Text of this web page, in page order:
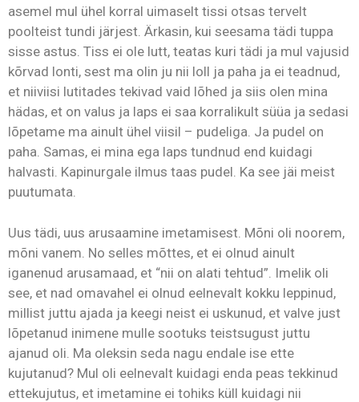
asemel mul ühel korral uimaselt tissi otsas tervelt
poolteist tundi järjest. Ärkasin, kui seesama tädi tuppa
sisse astus. Tiss ei ole lutt, teatas kuri tädi ja mul vajusid
kõrvad lonti, sest ma olin ju nii loll ja paha ja ei teadnud,
et niiviisi lutitades tekivad vaid lõhed ja siis olen mina
hädas, et on valus ja laps ei saa korralikult süüa ja sedasi
lõpetame ma ainult ühel viisil – pudeliga. Ja pudel on
paha. Samas, ei mina ega laps tundnud end kuidagi
halvasti. Kapinurgale ilmus taas pudel. Ka see jäi meist
puutumata.
Uus tädi, uus arusaamine imetamisest. Mõni oli noorem,
mõni vanem. No selles mõttes, et ei olnud ainult
iganenud arusamaad, et “nii on alati tehtud”. Imelik oli
see, et nad omavahel ei olnud eelnevalt kokku leppinud,
millist juttu ajada ja keegi neist ei uskunud, et valve just
lõpetanud inimene mulle sootuks teistsugust juttu
ajanud oli. Ma oleksin seda nagu endale ise ette
kujutanud? Mul oli eelnevalt kuidagi enda peas tekkinud
ettekujutus, et imetamine ei tohiks küll kuidagi nii